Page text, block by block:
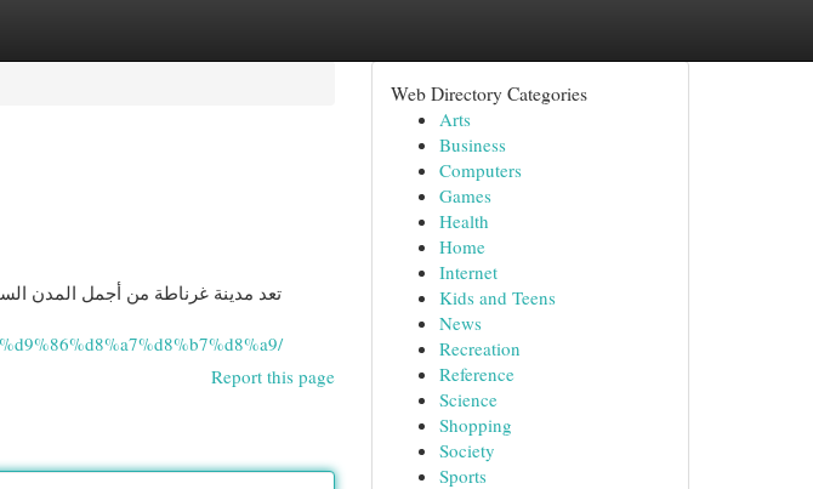
تعد مدينة غرناطة من أجمل المدن
Report this page
Web Directory Categories
Arts
Business
Computers
Games
Health
Home
Internet
Kids and Teens
News
Recreation
Reference
Science
Shopping
Society
Sports